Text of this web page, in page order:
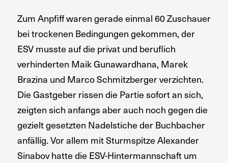
Zum Anpfiff waren gerade einmal 60 Zuschauer
bei trockenen Bedingungen gekommen, der
ESV musste auf die privat und beruflich
verhinderten Maik Gunawardhana, Marek
Brazina und Marco Schmitzberger verzichten.
Die Gastgeber rissen die Partie sofort an sich,
zeigten sich anfangs aber auch noch gegen die
gezielt gesetzten Nadelstiche der Buchbacher
anfällig. Vor allem mit Sturmspitze Alexander
Sinabov hatte die ESV-Hintermannschaft um